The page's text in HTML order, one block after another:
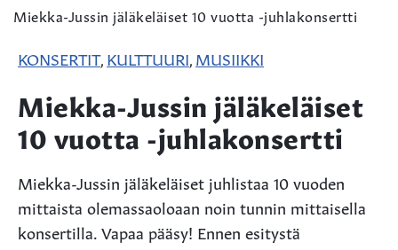
Miekka-Jussin jäläkeläiset 10 vuotta -juhlakonsertti
KONSERTIT, KULTTUURI MUSIIKKI
Miekka-Jussin jäläkeläiset
10 vuotta -juhlakonsertti
Miekka-Jussin jäläkeläiset juhlistaa 10 vuoden
mittaista olemassaoloaan noin tunnin mittaisella
konsertilla. Vapaa pääsy! Ennen esitystä